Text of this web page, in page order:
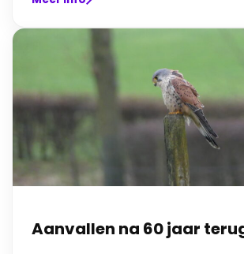
Aanvallen na 60 jaar